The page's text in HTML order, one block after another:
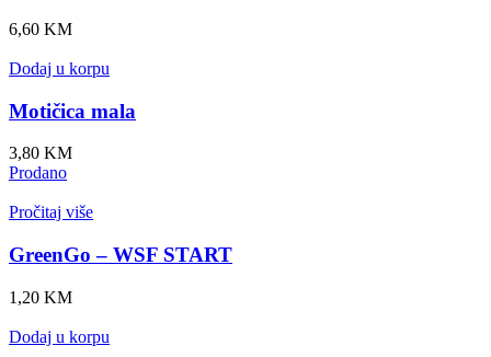
6,60 KM
Dodaj u korpu
Motičica mala
3,80 KM
Prodano
Pročitaj više
GreenGo – WSF START
1,20 KM
Dodaj u korpu